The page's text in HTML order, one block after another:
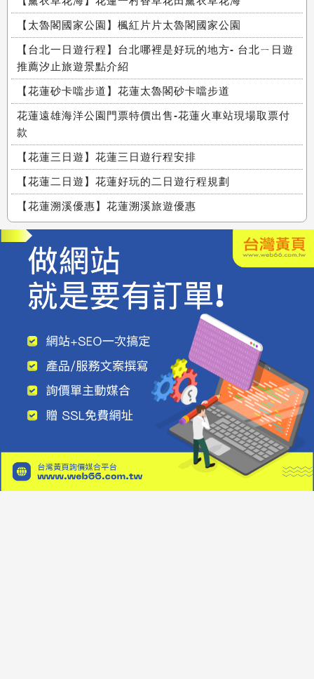
【太魯閣國家公園】楓紅片片太魯閣國家公園
【台北一日遊行程】台北哪裡是好玩的地方- 台北ㄧ日遊
推薦汐止旅遊景點介紹
【花蓮砂卡噹步道】花蓮太魯閣砂卡噹步道
花蓮遠雄海洋公園門票特價出售-花蓮火車站現場取票付
款
【花蓮三日遊】花蓮三日遊行程安排
【花蓮二日遊】花蓮好玩的二日遊行程規劃
【花蓮溯溪優惠】花蓮溯溪旅遊優惠